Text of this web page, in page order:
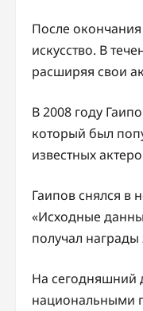
После окончания
искусство. В
расширяя свои
В 2008 году
который был
известных
Гаипов снялся в
«Исходные
получал награды
На сегодняшний
национальными